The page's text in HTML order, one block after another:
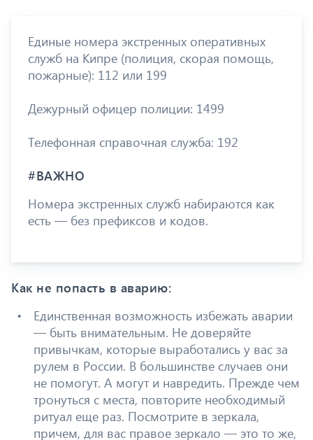
Единые номера экстренных оперативных
служб на Кипре (полиция, скорая помощь,
пожарные): 112 или 199
Дежурный офицер полиции: 1499
Телефонная справочная служба: 192
#ВАЖНО
Номера экстренных служб набираются как
есть — без префиксов и кодов.
Как не попасть в аварию:
Единственная возможность избежать аварии
— быть внимательным. Не доверяйте
привычкам, которые выработались у вас за
рулем в России. В большинстве случаев они
не помогут. А могут и навредить. Прежде чем
тронуться с места, повторите необходимый
ритуал еще раз. Посмотрите в зеркала,
причем, для вас правое зеркало — это то же,